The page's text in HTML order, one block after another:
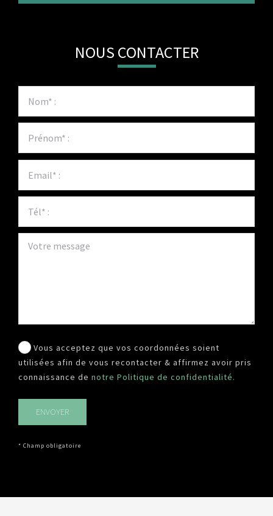
NOUS CONTACTER
Vous acceptez que vos coordonnées soient
utilisées afin de vous recontacter & affirmez avoir pris
connaissance de notre Politique de confidentialité.
* Champ obligatoire